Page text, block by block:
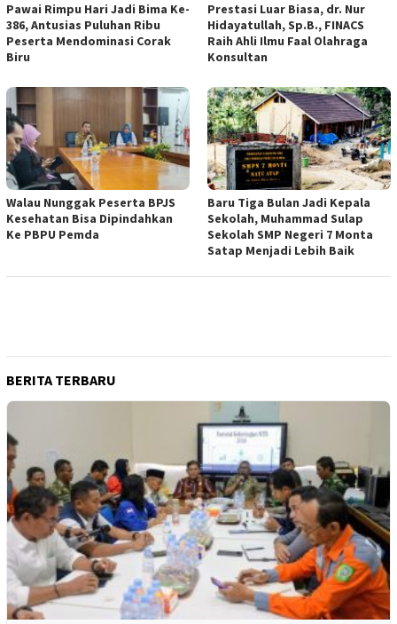
Pawai Rimpu Hari Jadi Bima Ke-
386, Antusias Puluhan Ribu
Peserta Mendominasi Corak
Biru
Prestasi Luar Biasa, dr. Nur
Hidayatullah, Sp.B., FINACS
Raih Ahli Ilmu Faal Olahraga
Konsultan
Walau Nunggak Peserta BPJS
Kesehatan Bisa Dipindahkan
Ke PBPU Pemda
Baru Tiga Bulan Jadi Kepala
Sekolah, Muhammad Sulap
Sekolah SMP Negeri 7 Monta
Satap Menjadi Lebih Baik
BERITA TERBARU